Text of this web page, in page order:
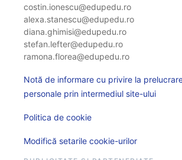
costin.ionescu@edupedu.ro
alexa.stanescu@edupedu.ro
diana.ghimisi@edupedu.ro
stefan.lefter@edupedu.ro
ramona.florea@edupedu.ro
Notă de informare cu privire la
personale prin intermediul site-ului
Politica de cookie
Modifică setarile cookie-urilor